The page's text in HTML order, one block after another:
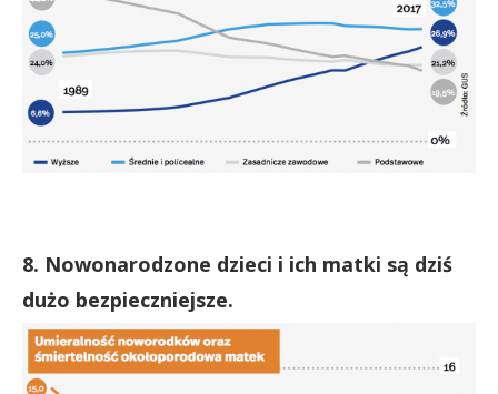
8. Nowonarodzone dzieci i ich matki są dziś
dużo bezpieczniejsze.